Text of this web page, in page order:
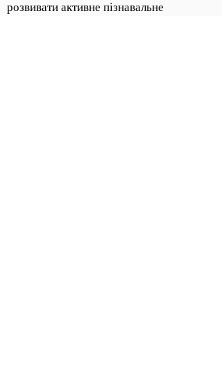
розвивати активне пізнавальне